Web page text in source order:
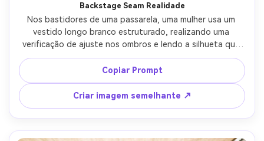
Backstage Seam Realidade
Nos bastidores de uma passarela, uma mulher usa um
vestido longo branco estruturado, realizando uma
verificação de ajuste nos ombros e lendo a silhueta que
ela cria sob luzes duras; Tungstênio misto e LED, Sony A1
50mm f/1.4, ângulo sincero de corpo inteiro, humor de
alta energia, definição realista de costura, sombras
naturais, detalhe nítido-AR 4:5
Copiar Prompt
Criar imagem semelhante ↗